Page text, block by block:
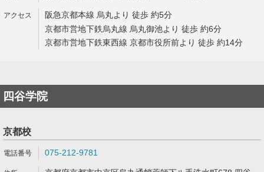
阪急京都本線 烏丸より 徒歩 約5分
京都市営地下鉄烏丸線 烏丸御池より 徒歩 約6分
京都市営地下鉄東西線 京都市役所前より 徒歩 約14分
四谷学院
京都校
075-212-9781